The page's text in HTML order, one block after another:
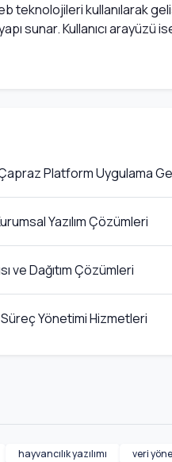
teknolojileri kullanılarak
sunar. Kullanıcı arayüzü
Platform Uygulama
Yazılım Çözümleri
ve Dağıtım Çözümleri
Süreç Yönetimi Hizmetleri
hayvancılık yazılımı veri